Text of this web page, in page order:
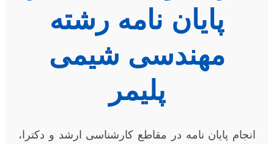
پایان نامه رشته
مهندسی شیمی
پلیمر
انجام پایان نامه در مقاطع کارشناسی ارشد و دکترا،